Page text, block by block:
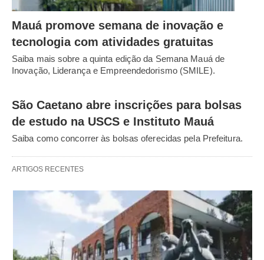
Mauá promove semana de inovação e
tecnologia com atividades gratuitas
Saiba mais sobre a quinta edição da Semana Mauá de
Inovação, Liderança e Empreendedorismo (SMILE).
São Caetano abre inscrições para bolsas
de estudo na USCS e Instituto Mauá
Saiba como concorrer às bolsas oferecidas pela Prefeitura.
ARTIGOS RECENTES